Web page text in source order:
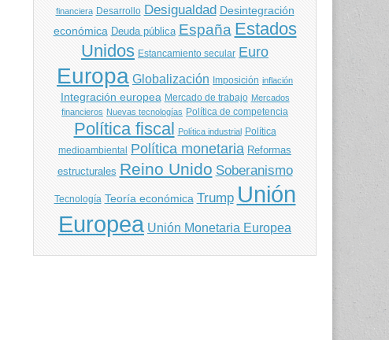
financiera Desarrollo Desigualdad Desintegración
económica Deuda pública España Estados
Unidos Estancamiento secular Euro
Europa Globalización Imposición inflación
Integración europea Mercado de trabajo Mercados
financieros Nuevas tecnologías Política de competencia
Política fiscal Política industrial Política
medioambiental Política monetaria Reformas
estructurales Reino Unido Soberanismo
Tecnología Teoría económica Trump Unión
Europea Unión Monetaria Europea